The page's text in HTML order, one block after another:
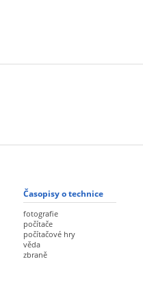
Časopisy o technice
fotografie
počítače
počítačové hry
věda
zbraně